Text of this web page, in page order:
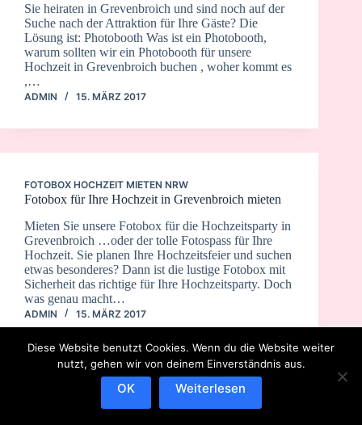
Sie heiraten in Grevenbroich und sind noch auf der
Suche nach der Attraktion für Ihre Gäste? Die
Lösung ist: Photobooth Was ist ein Photobooth,
warum sollten wir ein Photobooth für unsere
Hochzeit in Grevenbroich buchen , woher kommt es
,…
ADMIN 15. MÄRZ 2017
FOTOBOX HOCHZEIT MIETEN NRW
Fotobox für Ihre Hochzeit in Grevenbroich mieten
Mieten Sie unsere Fotobox für die Hochzeitsparty in
Grevenbroich …oder der tolle Fotospass für Ihre
Hochzeit. Sie planen Ihre Hochzeitsfeier und suchen
etwas besonderes? Dann ist die lustige Fotobox mit
Sicherheit das richtige für Ihre Hochzeitsparty. Doch
was genau macht…
ADMIN 15. MÄRZ 2017
Diese Website benutzt Cookies. Wenn du die Website weiter
nutzt, gehen wir von deinem Einverständnis aus.
OK Weiterlesen